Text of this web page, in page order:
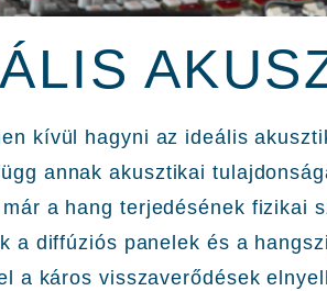
kívül hagyni az ideális
annak akusztikai
a hang terjedésének fizikai
a diffúziós panelek és a
a káros visszaverődések